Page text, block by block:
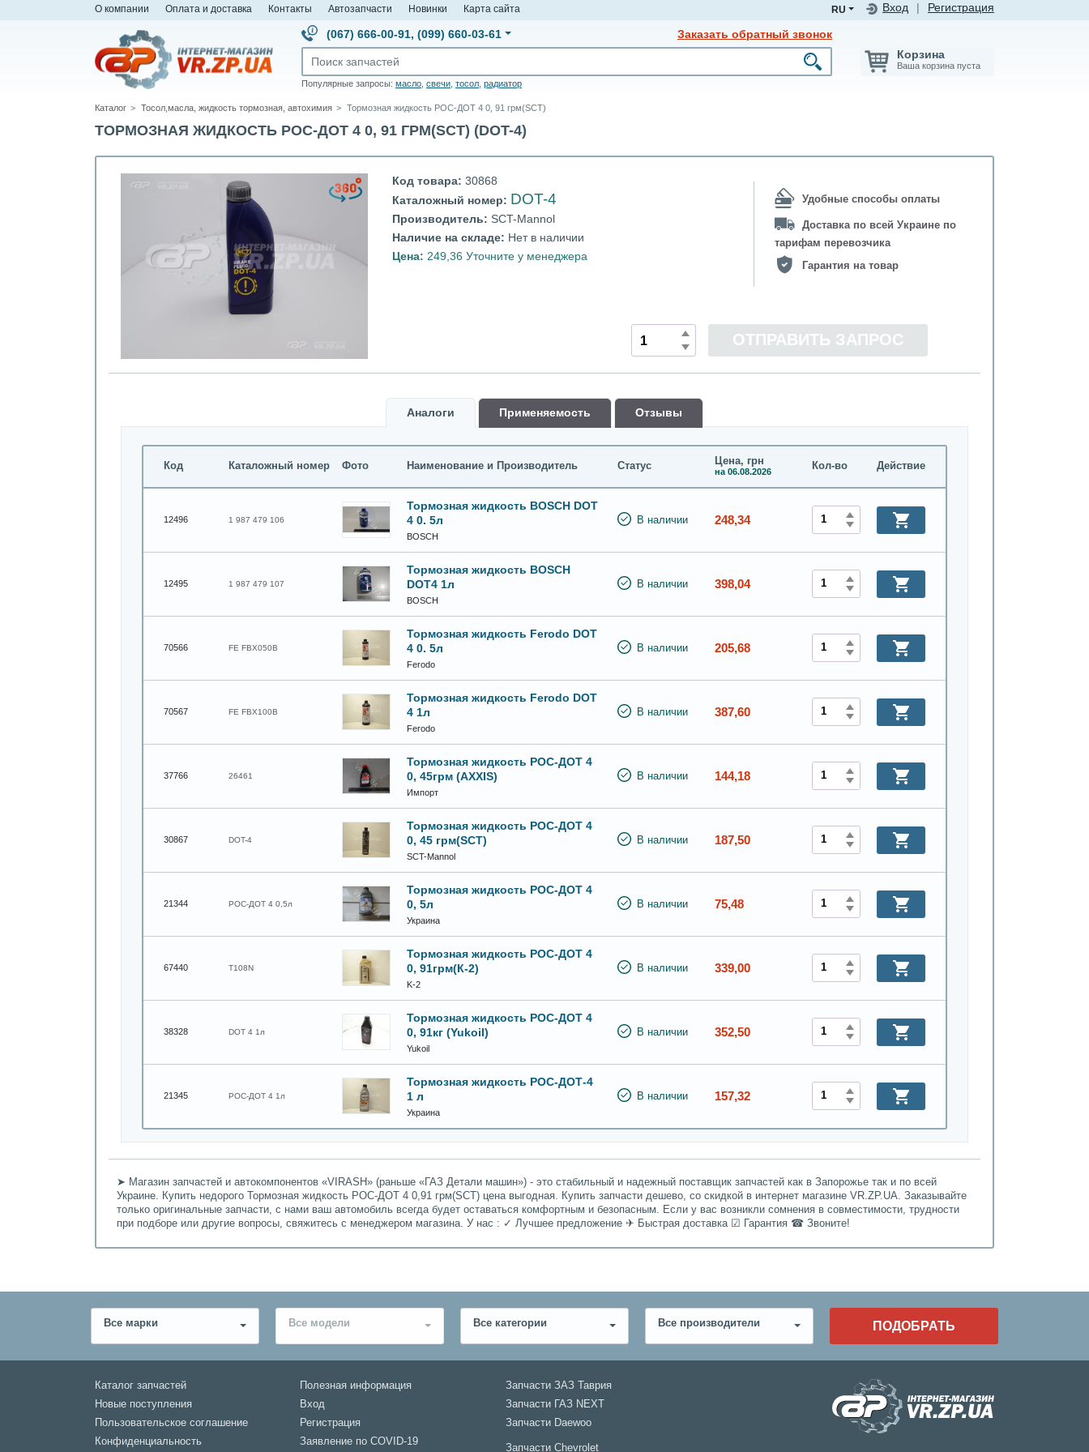
О компании Оплата и доставка Контакты Автозапчасти Новинки Карта сайта Вход Регистрация
RU
(067) 666-00-91, (099) 660-03-61 Заказать обратный звонок
Популярные запросы: масло свечи тосол радиатор
Корзина
Ваша корзина пуста
Каталог Тосол,масла, жидкость тормозная, автохимия Тормозная жидкость РОС-ДОТ 4 0, 91 грм(SCT)
ТОРМОЗНАЯ ЖИДКОСТЬ РОС-ДОТ 4 0, 91 ГРМ(SCT) (DOT-4)
Код товара: 30868
Каталожный номер: DOT-4
Производитель: SCT-Mannol
Наличие на складе: Нет в наличии
Цена: 249,36 Уточните у менеджера
Удобные способы оплаты
Доставка по всей Украине по
тарифам перевозчика
Гарантия на товар
ОТПРАВИТЬ ЗАПРОС
Аналоги Применяемость Oтзывы
Код Каталожный номер Фото Наименование и Производитель Статус Цена, грн
на 06.08.2026 Кол-во Действие
12496 1 987 479 106
Тормозная жидкость BOSCH DOT
4 0. 5л
BOSCH
В наличии 248,34
12495 1 987 479 107
Тормозная жидкость BOSCH
DOT4 1л
BOSCH
В наличии 398,04
70566 FE FBX050B
Тормозная жидкость Ferodo DOT
4 0. 5л
Ferodo
В наличии 205,68
70567 FE FBX100B
Тормозная жидкость Ferodo DOT
4 1л
Ferodo
В наличии 387,60
37766 26461
Тормозная жидкость РОС-ДОТ 4
0, 45грм (AXXIS)
Импорт
В наличии 144,18
30867 DOT-4
Тормозная жидкость РОС-ДОТ 4
0, 45 грм(SCT)
SCT-Mannol
В наличии 187,50
21344 РОС-ДОТ 4 0,5л
Тормозная жидкость РОС-ДОТ 4
0, 5л
Украина
В наличии 75,48
67440 T108N
Тормозная жидкость РОС-ДОТ 4
0, 91грм(К-2)
K-2
В наличии 339,00
38328 DOT 4 1л
Тормозная жидкость РОС-ДОТ 4
0, 91кг (Yukoil)
Yukoil
В наличии 352,50
21345 РОС-ДОТ 4 1л
Тормозная жидкость РОС-ДОТ-4
1 л
Украина
В наличии 157,32
➤ Магазин запчастей и автокомпонентов «VIRASH» (раньше «ГАЗ Детали машин») - это стабильный и надежный поставщик запчастей как в Запорожье так и по всей
Украине. Купить недорого Тормозная жидкость РОС-ДОТ 4 0,91 грм(SCT) цена выгодная. Купить запчасти дешево, со скидкой в интернет магазине VR.ZP.UA. Заказывайте
только оригинальные запчасти, с нами ваш автомобиль всегда будет оставаться комфортным и безопасным. Если у вас возникли сомнения в совместимости, трудности
при подборе или другие вопросы, свяжитесь с менеджером магазина. У нас : ✓ Лучшее предложение ✈ Быстрая доставка ☑ Гарантия ☎ Звоните!
Все марки Все модели Все категории Все производители ПОДОБРАТЬ
Каталог запчастей
Новые поступления
Пользовательское соглашение
Конфиденциальность
Полезная информация
Вход
Регистрация
Заявление по COVID-19
Запчасти ЗАЗ Таврия
Запчасти ГАЗ NEXT
Запчасти Daewoo
Запчасти Chevrolet